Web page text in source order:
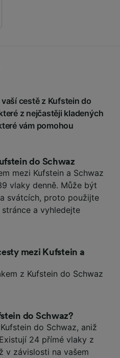
cestě z Kufstein do
z nejčastěji kladených
vám pomohou
do Schwaz
mezi Kufstein a Schwaz
vlaky denně. Může být
svátcích, proto použijte
a vyhledejte
mezi Kufstein a
z Kufstein do Schwaz
do Schwaz?
do Schwaz, aniž
24 přímé vlaky z
v závislosti na vašem